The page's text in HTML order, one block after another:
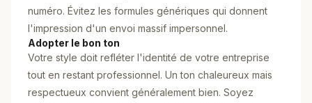
numéro. Évitez les formules génériques qui donnent
l'impression d'un envoi massif impersonnel.
Adopter le bon ton
Votre style doit refléter l'identité de votre entreprise
tout en restant professionnel. Un ton chaleureux mais
respectueux convient généralement bien. Soyez